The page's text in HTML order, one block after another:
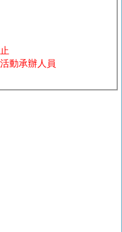
動承辦人員